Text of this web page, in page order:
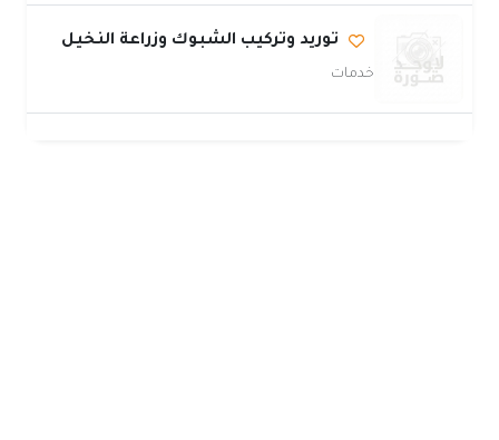
توريد وتركيب الشبوك وزراعة النخيل
خدمات